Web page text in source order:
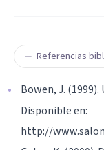
Referencias
Bowen, J.
Disponible en:
http://